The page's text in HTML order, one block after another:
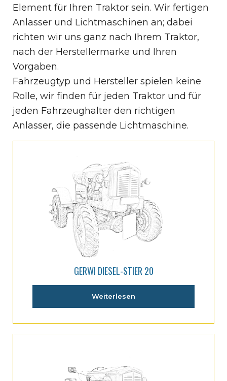
Element für Ihren Traktor sein. Wir fertigen
Anlasser und Lichtmaschinen an; dabei
richten wir uns ganz nach Ihrem Traktor,
nach der Herstellermarke und Ihren
Vorgaben.
Fahrzeugtyp und Hersteller spielen keine
Rolle, wir finden für jeden Traktor und für
jeden Fahrzeughalter den richtigen
Anlasser, die passende Lichtmaschine.
GERWI DIESEL-STIER 20
Weiterlesen